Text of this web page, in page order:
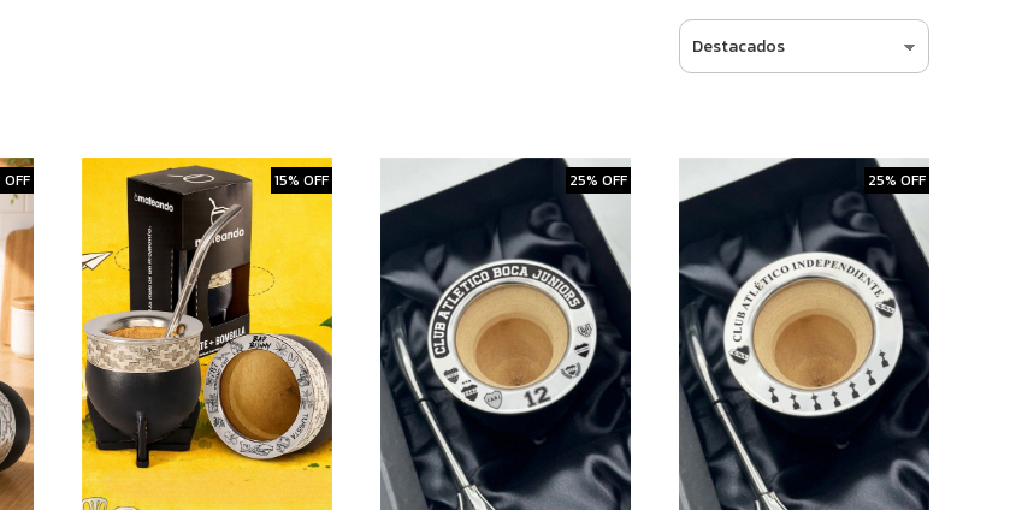
15% OFF 25% OFF 25% OFF